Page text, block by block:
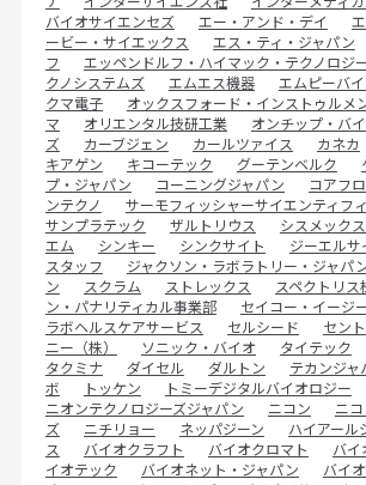
バイオサイエンセズ
エー・アンド・デイ
ービー・サイエックス
エス・ティ・ジャパン
フ
エッペンドルフ・ハイマック・テクノロジ
クノシステムズ
エムエス機器 エムピーバ
クマ電子
オックスフォード・インストゥルメ
マ
オリエンタル技研工業
オンチップ・バ
ズ
カーブジェン カールツァイス カネカ
キアゲン
キコーテック グーテンベルク
プ・ジャパン
コーニングジャパン コアフ
ンテクノ
サーモフィッシャーサイエンティフ
サンプラテック
ザルトリウス シスメックス
エム
シンキー シンクサイト ジーエルサ
スタッフ
ジャクソン・ラボラトリー・ジャパ
ン
スクラム ストレックス
スペクトリス
ン・パナリティカル事業部
セイコー・イージ
ラボヘルスケアサービス
セルシード セン
ニー（株）
ソニック・バイオ タイテック
タクミナ
ダイセル ダルトン テカンジャ
ボ
トッケン トミーデジタルバイオロジー
ニオンテクノロジーズジャパン
ニコン
ニ
ズ
ニチリョー ネッパジーン
ハイアール
ス
バイオクラフト バイオクロマト バイ
イオテック
バイオネット・ジャパン バイ